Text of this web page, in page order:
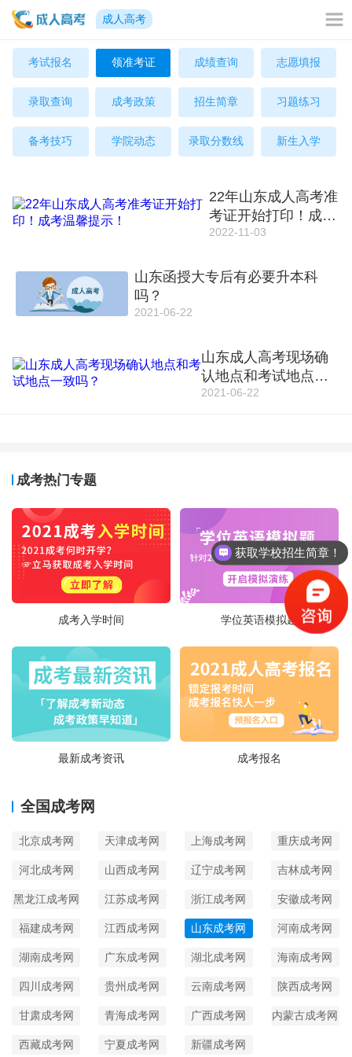
成人高考
考试报名 领准考证 成绩查询 志愿填报
录取查询 成考政策 招生简章 习题练习
备考技巧 学院动态 录取分数线 新生入学
22年山东成人高考准
考证开始打印！成考
温馨提示！
2022-11-03
山东函授大专后有必要升本科
吗？
2021-06-22
山东成人高考现场确
认地点和考试地点一
致吗？
2021-06-22
成考热门专题
成考入学时间 学位英语模拟题
最新成考资讯 成考报名
全国成考网
北京成考网 天津成考网 上海成考网 重庆成考网
河北成考网 山西成考网 辽宁成考网 吉林成考网
黑龙江成考网 江苏成考网 浙江成考网 安徽成考网
福建成考网 江西成考网 山东成考网 河南成考网
湖南成考网 广东成考网 湖北成考网 海南成考网
四川成考网 贵州成考网 云南成考网 陕西成考网
甘肃成考网 青海成考网 广西成考网 内蒙古成考网
西藏成考网 宁夏成考网 新疆成考网
获取学校招生简章！